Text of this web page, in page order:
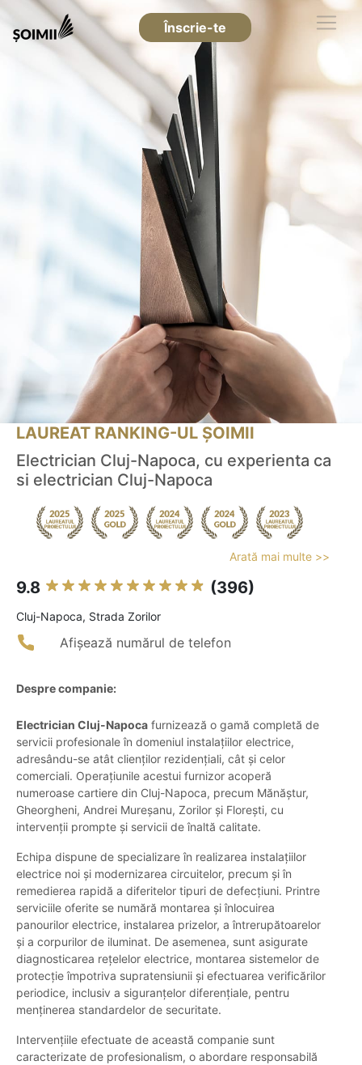
Înscrie-te
LAUREAT RANKING-UL ȘOIMII
Electrician Cluj-Napoca, cu experienta ca
si electrician Cluj-Napoca
Arată mai multe >>
9.8 (396)
Cluj-Napoca, Strada Zorilor
Afișează numărul de telefon
Despre companie:
Electrician Cluj-Napoca furnizează o gamă completă de
servicii profesionale în domeniul instalațiilor electrice,
adresându-se atât clienților rezidențiali, cât și celor
comerciali. Operațiunile acestui furnizor acoperă
numeroase cartiere din Cluj-Napoca, precum Mănăștur,
Gheorgheni, Andrei Mureșanu, Zorilor și Florești, cu
intervenții prompte și servicii de înaltă calitate.
Echipa dispune de specializare în realizarea instalațiilor
electrice noi și modernizarea circuitelor, precum și în
remedierea rapidă a diferitelor tipuri de defecțiuni. Printre
serviciile oferite se numără montarea și înlocuirea
panourilor electrice, instalarea prizelor, a întrerupătoarelor
și a corpurilor de iluminat. De asemenea, sunt asigurate
diagnosticarea rețelelor electrice, montarea sistemelor de
protecție împotriva supratensiunii și efectuarea verificărilor
periodice, inclusiv a siguranțelor diferențiale, pentru
menținerea standardelor de securitate.
Intervențiile efectuate de această companie sunt
caracterizate de profesionalism, o abordare responsabilă